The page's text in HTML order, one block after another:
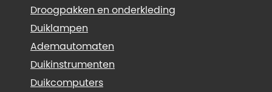
Droogpakken en onderkleding
Duiklampen
Ademautomaten
Duikinstrumenten
Duikcomputers